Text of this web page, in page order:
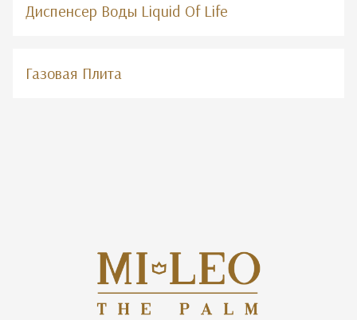
Диспенсер Воды Liquid Of Life
Газовая Плита